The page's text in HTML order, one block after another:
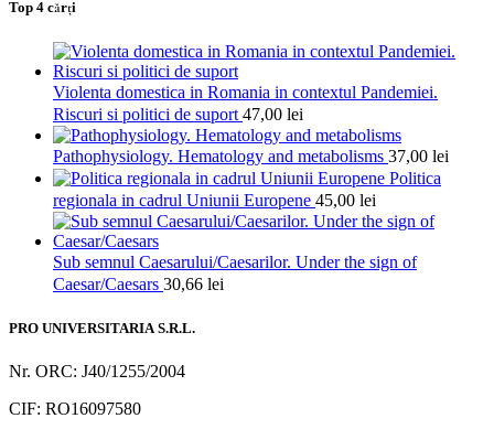
Top 4 cărți
Violenta domestica in Romania in contextul Pandemiei.
Riscuri si politici de suport 47,00 lei
Pathophysiology. Hematology and metabolisms 37,00 lei
Politica
regionala in cadrul Uniunii Europene 45,00 lei
Sub semnul Caesarului/Caesarilor. Under the sign of
Caesar/Caesars 30,66 lei
PRO UNIVERSITARIA S.R.L.
Nr. ORC: J40/1255/2004
CIF: RO16097580